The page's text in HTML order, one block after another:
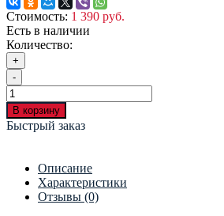
Стоимость: 1 390 руб.
Есть в наличии
Количество:
+
-
В корзину
Быстрый заказ
Описание
Характеристики
Отзывы (0)